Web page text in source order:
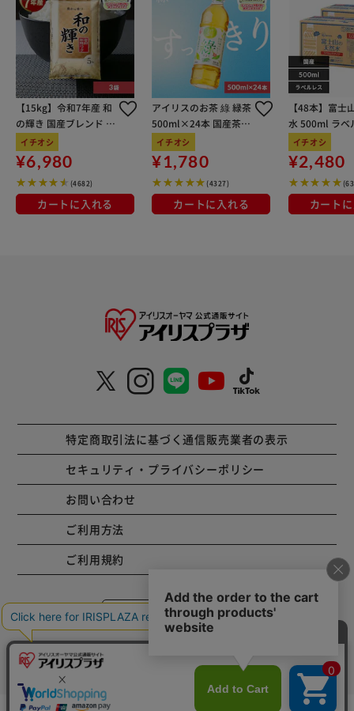
【15kg】令和7年産 和
の輝き 国産ブレンド 5
kg×3袋
イチオシ
¥6,980
(4682)
カートに入れる
アイリスのお茶 綠 緑茶
500ml×24本 国産茶葉
100％使用
イチオシ
¥1,780
(4327)
カートに入れる
【48本】富士
水 500ml ラベ
イチオシ
¥2,480
カート
特定商取引法に基づく通信販売業者の表示
セキュリティ・プライバシーポリシー
お問い合わせ
ご利用方法
ご利用規約
コーポレートサイト
Copyright © 2001 IRISPLAZA. ALL Rights Reserved.